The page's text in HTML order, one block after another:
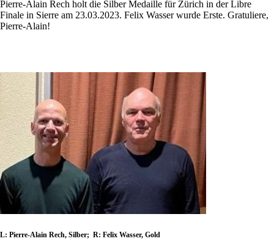
Pierre-Alain Rech holt die Silber Medaille für Zürich in der Libre
Finale in Sierre am 23.03.2023. Felix Wasser wurde Erste. Gratuliere,
Pierre-Alain!
L: Pierre-Alain Rech, Silber; R: Felix Wasser, Gold